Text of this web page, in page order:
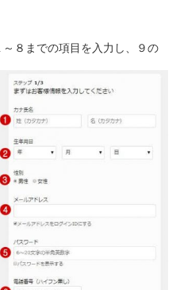
８までの項目を入力し、９の